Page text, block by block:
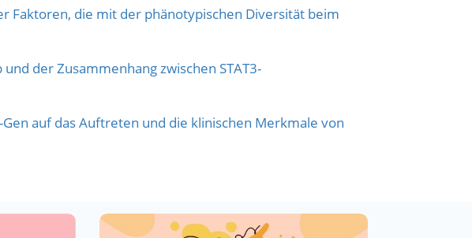
die mit der phänotypischen Diversität beim
der Zusammenhang zwischen STAT3-
auf das Auftreten und die klinischen Merkmale von